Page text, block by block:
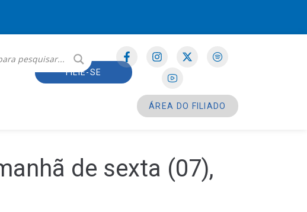
FILIE-SE
ÁREA DO FILIADO
de sexta (07),